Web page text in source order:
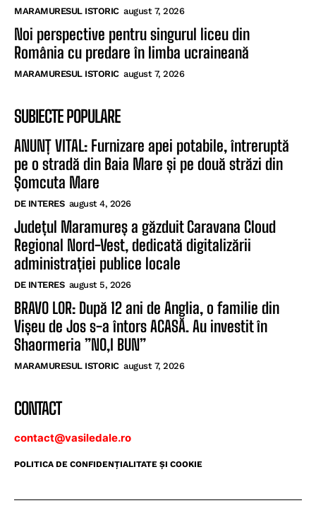
MARAMURESUL ISTORIC august 7, 2026
Noi perspective pentru singurul liceu din
România cu predare în limba ucraineană
MARAMURESUL ISTORIC august 7, 2026
SUBIECTE POPULARE
ANUNȚ VITAL: Furnizare apei potabile, întreruptă
pe o stradă din Baia Mare și pe două străzi din
Șomcuta Mare
DE INTERES august 4, 2026
Județul Maramureș a găzduit Caravana Cloud
Regional Nord-Vest, dedicată digitalizării
administrației publice locale
DE INTERES august 5, 2026
BRAVO LOR: După 12 ani de Anglia, o familie din
Vișeu de Jos s-a întors ACASĂ. Au investit în
Shaormeria ”NO,I BUN”
MARAMURESUL ISTORIC august 7, 2026
CONTACT
contact@vasiledale.ro
POLITICA DE CONFIDENŢIALITATE ŞI COOKIE